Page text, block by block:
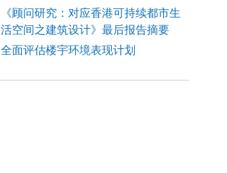
《顾问研究：对应香港可持续都市生
活空间之建筑设计》最后报告摘要
全面评估楼宇环境表现计划